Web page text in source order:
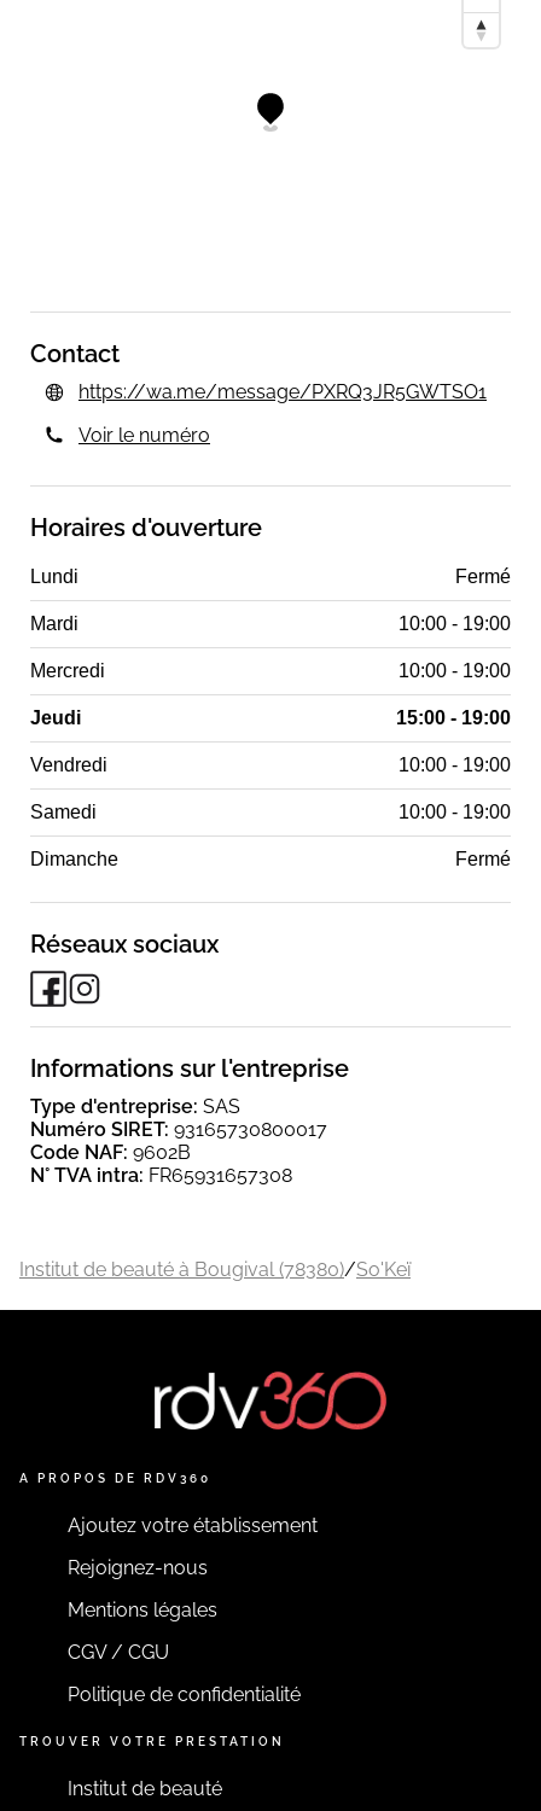
Contact
https://wa.me/message/PXRQ3JR5GWTSO1
Voir le numéro
Horaires d'ouverture
Lundi Fermé
Mardi 10:00 - 19:00
Mercredi 10:00 - 19:00
Jeudi 15:00 - 19:00
Vendredi 10:00 - 19:00
Samedi 10:00 - 19:00
Dimanche Fermé
Réseaux sociaux
Informations sur l'entreprise
Type d'entreprise: SAS
Numéro SIRET: 93165730800017
Code NAF: 9602B
N° TVA intra: FR65931657308
Institut de beauté à Bougival (78380)/So'Keï
A PROPOS DE RDV360
Ajoutez votre établissement
Rejoignez-nous
Mentions légales
CGV / CGU
Politique de confidentialité
TROUVER VOTRE PRESTATION
Institut de beauté